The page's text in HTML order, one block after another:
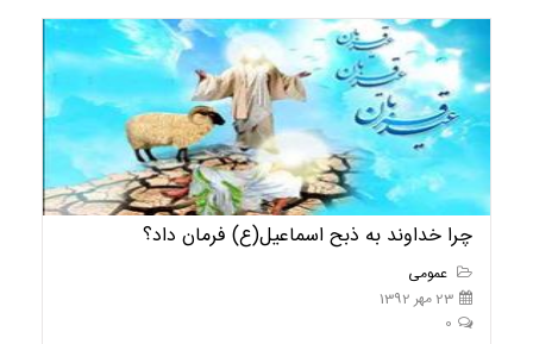
چرا خداوند به ذبح اسماعیل(ع) فرمان داد؟
عمومی
23 مهر 1392
0